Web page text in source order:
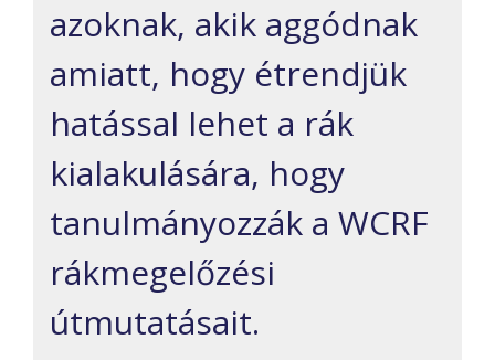
azoknak, akik aggódnak
amiatt, hogy étrendjük
hatással lehet a rák
kialakulására, hogy
tanulmányozzák a WCRF
rákmegelőzési
útmutatásait.